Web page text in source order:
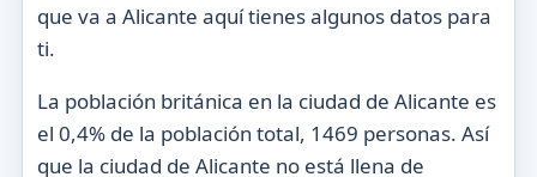
que va a Alicante aquí tienes algunos datos para
ti.
La población británica en la ciudad de Alicante es
el 0,4% de la población total, 1469 personas. Así
que la ciudad de Alicante no está llena de